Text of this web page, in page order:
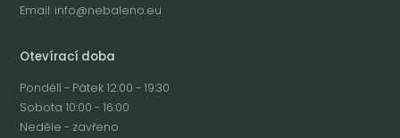
Email: info@nebaleno.eu
Otevírací doba
Pondělí - Pátek 12:00 - 19:30
Sobota 10:00 - 16:00
Neděle - zavřeno